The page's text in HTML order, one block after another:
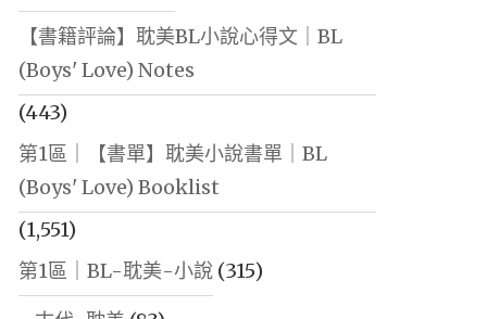
【書籍評論】耽美BL小說心得文｜BL
(Boys' Love) Notes
(443)
第1區｜【書單】耽美小說書單｜BL
(Boys' Love) Booklist
(1,551)
第1區｜BL-耽美-小說(315)